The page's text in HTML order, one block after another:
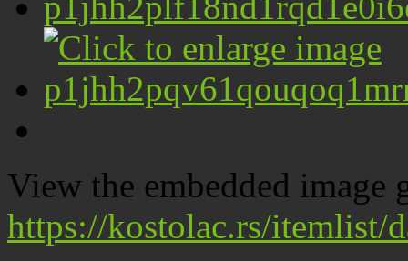
View the embedded image
https://kostolac.rs/itemlist/